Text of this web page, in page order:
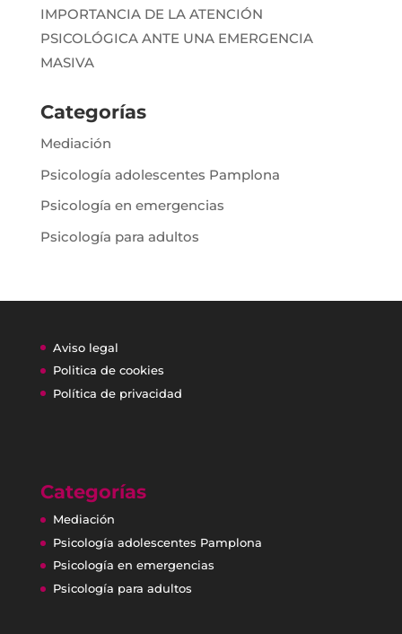
IMPORTANCIA DE LA ATENCIÓN
PSICOLÓGICA ANTE UNA EMERGENCIA
MASIVA
Categorías
Mediación
Psicología adolescentes Pamplona
Psicología en emergencias
Psicología para adultos
Aviso legal
Politica de cookies
Política de privacidad
Categorías
Mediación
Psicología adolescentes Pamplona
Psicología en emergencias
Psicología para adultos